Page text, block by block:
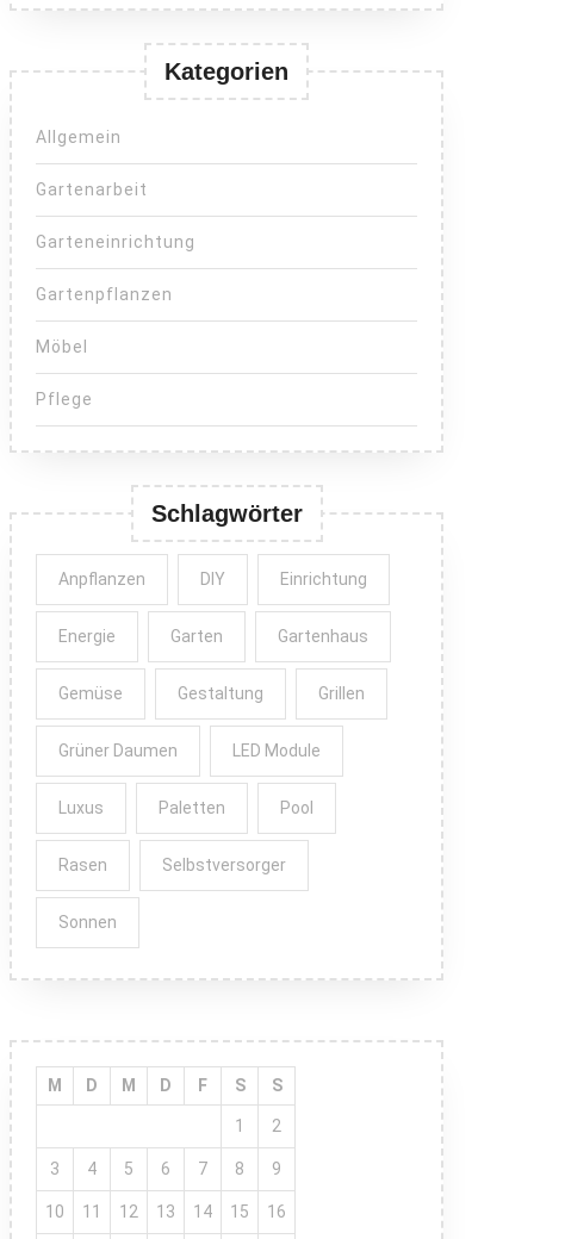
Kategorien
Allgemein
Gartenarbeit
Garteneinrichtung
Gartenpflanzen
Möbel
Pflege
Schlagwörter
Anpflanzen DIY Einrichtung
Energie Garten Gartenhaus
Gemüse Gestaltung Grillen
Grüner Daumen LED Module
Luxus Paletten Pool
Rasen Selbstversorger
Sonnen
M D M D F S S
1 2
3 4 5 6 7 8 9
10 11 12 13 14 15 16